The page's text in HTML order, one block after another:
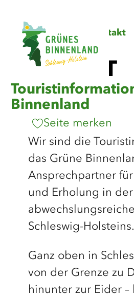
sind
hier:
Startseite Service Kontakt
KONTAKT
Binnenland
Seite merken
Wir sind die
das Grüne
Ansprechpartner
und Erholung in der
Schleswig-Holsteins.
Ganz oben in
von der Grenze zu
hinunter zur Eider